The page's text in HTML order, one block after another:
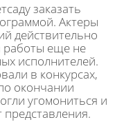
заказать
Актеры
действительно
работы еще не
исполнителей.
в конкурсах,
окончании
угомониться и